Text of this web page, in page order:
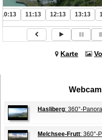
10:13 11:13 12:13 13:13
Karte
Hasliberg: 360°-
Melchsee-Frutt: 360°-